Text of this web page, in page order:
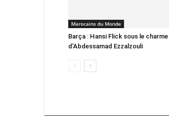
Marocains du Monde
Barça : Hansi Flick sous le charme
d’Abdessamad Ezzalzouli